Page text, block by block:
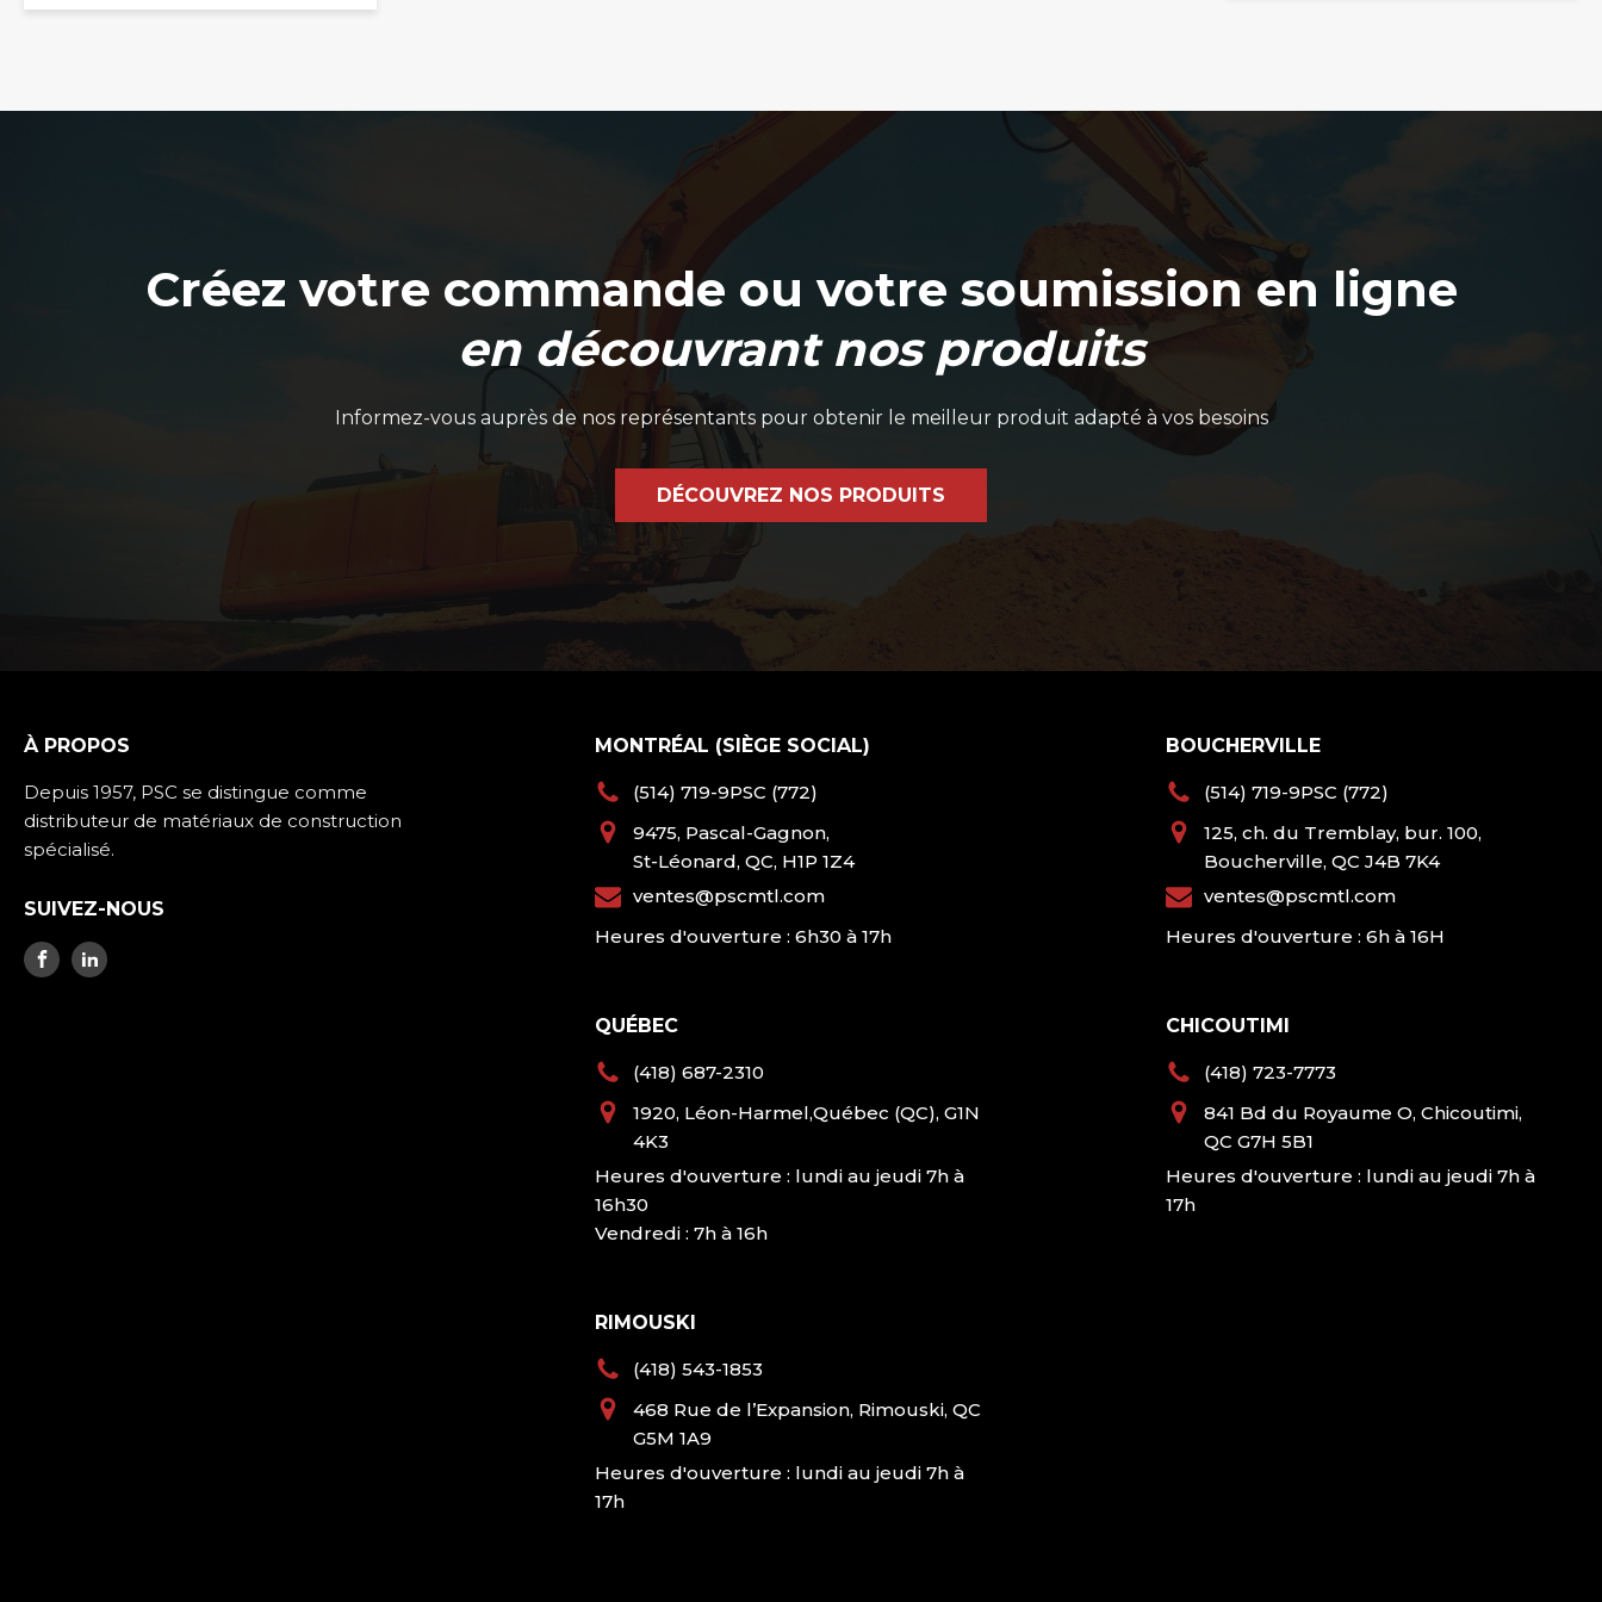
produit
produit
Créez votre commande ou votre soumission en ligne
en découvrant nos produits
Informez-vous auprès de nos représentants pour obtenir le meilleur produit adapté à vos besoins
DÉCOUVREZ NOS PRODUITS
À PROPOS
Depuis 1957, PSC se distingue comme
distributeur de matériaux de construction
spécialisé.
SUIVEZ-NOUS
MONTRÉAL (SIÈGE SOCIAL)
(514) 719-9PSC (772)
9475, Pascal-Gagnon,
St-Léonard, QC, H1P 1Z4
ventes@pscmtl.com
Heures d'ouverture : 6h30 à 17h
QUÉBEC
(418) 687-2310
1920, Léon-Harmel,Québec (QC), G1N
4K3
Heures d'ouverture : lundi au jeudi 7h à
16h30
Vendredi : 7h à 16h
RIMOUSKI
(418) 543-1853
468 Rue de l’Expansion, Rimouski, QC
G5M 1A9
Heures d'ouverture : lundi au jeudi 7h à
17h
BOUCHERVILLE
(514) 719-9PSC (772)
125, ch. du Tremblay, bur. 100,
Boucherville, QC J4B 7K4
ventes@pscmtl.com
Heures d'ouverture : 6h à 16H
CHICOUTIMI
(418) 723-7773
841 Bd du Royaume O, Chicoutimi,
QC G7H 5B1
Heures d'ouverture : lundi au jeudi 7h à
17h